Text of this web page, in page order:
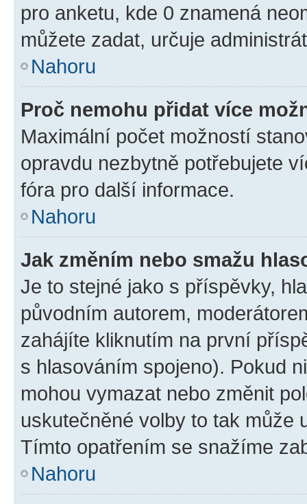
pro anketu, kde 0 znamená
můžete zadat, určuje
Nahoru
Proč nemohu přidat více
Maximální počet možností
opravdu nezbytně potřebujete
fóra pro další informace.
Nahoru
Jak změním nebo smažu
Je to stejné jako s příspěvky,
původním autorem,
zahájíte kliknutím na první
s hlasováním spojeno). Pokud
mohou vymazat nebo změnit
uskutečněné volby to tak může
Tímto opatřením se snažíme
Nahoru